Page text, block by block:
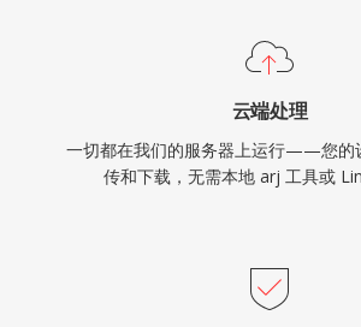
云端处理
一切都在我们的服务器上运行——您的
传和下载，无需本地 arj 工具或